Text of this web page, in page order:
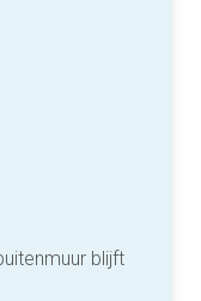
blijft